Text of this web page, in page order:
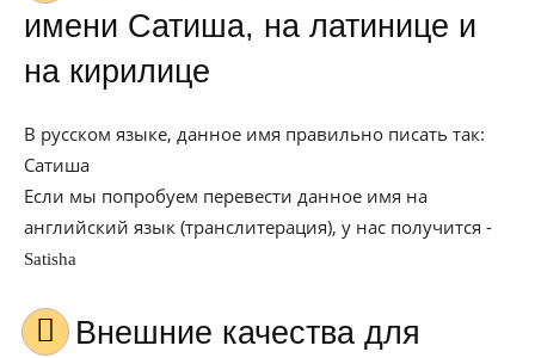
имени Сатиша, на латинице и
на кирилице
В русском языке, данное имя правильно писать так:
Сатиша
Если мы попробуем перевести данное имя на
английский язык (транслитерация), у нас получится -
Satisha
Внешние качества для